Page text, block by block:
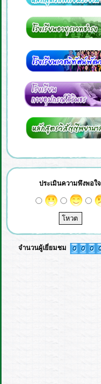
ประเมินความพึงพอใจ
จำนวนผู้เยี่ยมชม